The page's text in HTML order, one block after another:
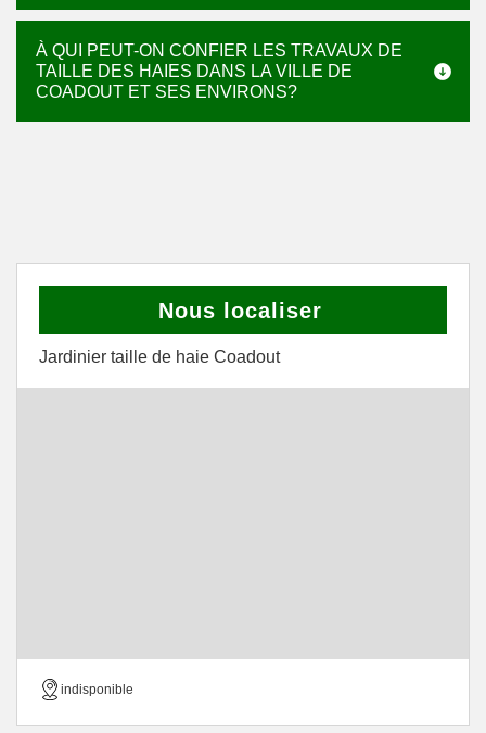
À QUI PEUT-ON CONFIER LES TRAVAUX DE
TAILLE DES HAIES DANS LA VILLE DE
COADOUT ET SES ENVIRONS?
Nous localiser
Jardinier taille de haie Coadout
indisponible